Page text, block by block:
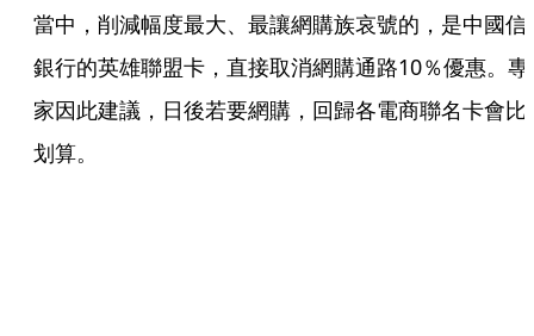
當中，削減幅度最大、最讓網購族哀號的，是中國信
銀行的英雄聯盟卡，直接取消網購通路10％優惠。專
家因此建議，日後若要網購，回歸各電商聯名卡會比
划算。